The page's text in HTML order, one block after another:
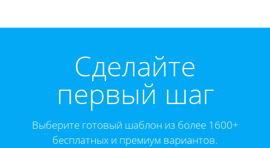
Cделайте
первый шаг
Выберите готовый шаблон из более 1600+
бесплатных и премиум вариантов.